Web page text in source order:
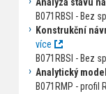
Analýza stavu
B071RBSI - Bez
Konstrukční
více
B071RBSI - Bez
Analytický
B071RMP - profil